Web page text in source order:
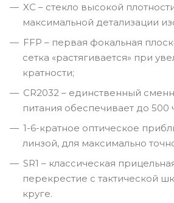
XC – стекло высокой
максимальной детализации
FFP – первая фокальная
сетка «растягивается» при
кратности;
CR2032 – единственный
питания обеспечивает до 500
1-6-кратное оптическое
линзой, для максимально
SR1 – классическая
перекрестие c тактической
круге.